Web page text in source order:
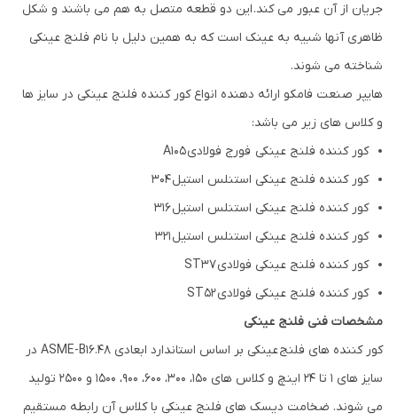
جریان از آن عبور می کند. این دو قطعه متصل به هم می باشند و شکل
ظاهری آنها شبیه به عینک است که به همین دلیل با نام فلنج عینکی
شناخته می شوند.
هایپر صنعت فامکو ارائه دهنده انواع کور کننده فلنج عینکی در سایز ها
و کلاس های زیر می باشد:
کور کننده فلنج عینکی فورج فولادی A105
کور کننده فلنج عینکی استنلس استیل 304
کور کننده فلنج عینکی استنلس استیل 316
کور کننده فلنج عینکی استنلس استیل 321
کور کننده فلنج عینکی فولادی ST37
کور کننده فلنج عینکی فولادی ST52
مشخصات فنی فلنج عینکی
کور کننده های فلنج عینکی بر اساس استاندارد ابعادی ASME-B16.48 در
سایز های 1 تا 24 اینچ و کلاس های 150، 300، 600، 900، 1500 و 2500 تولید
می شوند. ضخامت دیسک های فلنج عینکی با کلاس آن رابطه مستقیم